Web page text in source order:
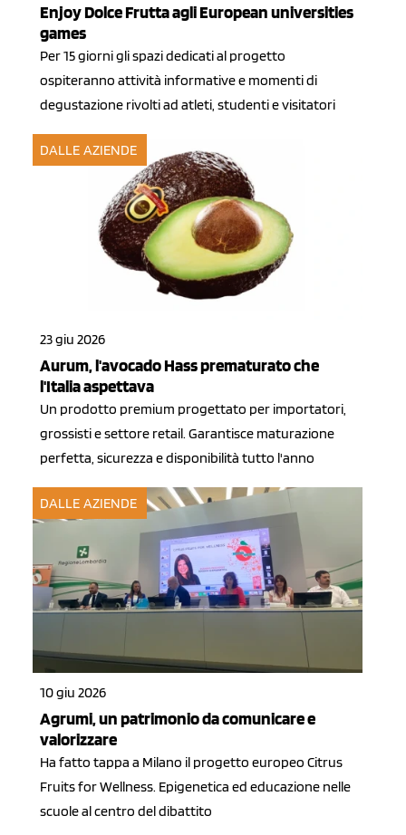
Enjoy Dolce Frutta agli European universities
games
Per 15 giorni gli spazi dedicati al progetto
ospiteranno attività informative e momenti di
degustazione rivolti ad atleti, studenti e visitatori
DALLE AZIENDE
23 giu 2026
Aurum, l'avocado Hass prematurato che
l'Italia aspettava
Un prodotto premium progettato per importatori,
grossisti e settore retail. Garantisce maturazione
perfetta, sicurezza e disponibilità tutto l'anno
DALLE AZIENDE
10 giu 2026
Agrumi, un patrimonio da comunicare e
valorizzare
Ha fatto tappa a Milano il progetto europeo Citrus
Fruits for Wellness. Epigenetica ed educazione nelle
scuole al centro del dibattito